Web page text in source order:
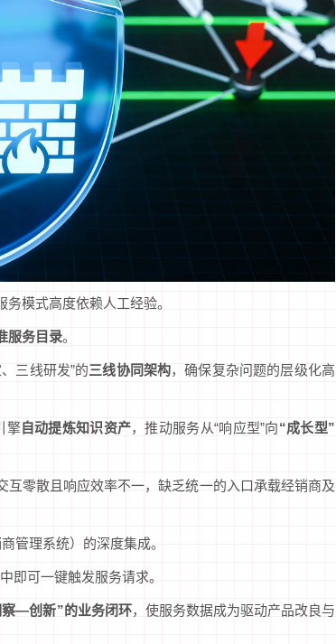
模式高度依赖人工经验。
服务目录。
三线研发”的三线协同架构，确保复杂问题的层级化高
擎自动提炼知识资产，推动服务从“响应型”向“成长型”
互零散且响应效率不一，缺乏统一的入口承载经销商及
管理系统）的深度集成。
即可一键触发服务请求。
—创新”的业务闭环，使服务数据成为驱动产品改良与